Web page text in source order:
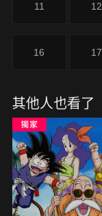
11 12
16 17
其他人也看了